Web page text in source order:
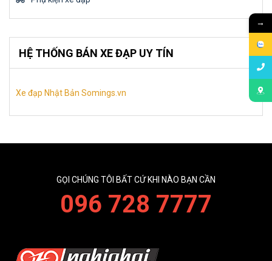
HỆ THỐNG BÁN XE ĐẠP UY TÍN
Xe đạp Nhật Bản Somings.vn
GỌI CHÚNG TÔI BẤT CỨ KHI NÀO BẠN CẦN
096 728 7777
→